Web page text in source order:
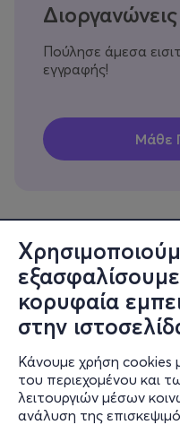
κορυφαία
στην
Κάνουμε χρήση cookies
του περιεχομένου και
λειτουργιών μέσων
ανάλυση της
Πούλησε άμεσα
εγγραφής!
Πληροφορίες
Υποστήριξη
Stay Connected